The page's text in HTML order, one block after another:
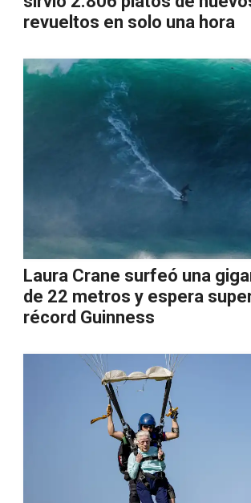
revueltos en solo una hora
Laura Crane surfeó una
de 22 metros y espera
récord Guinness